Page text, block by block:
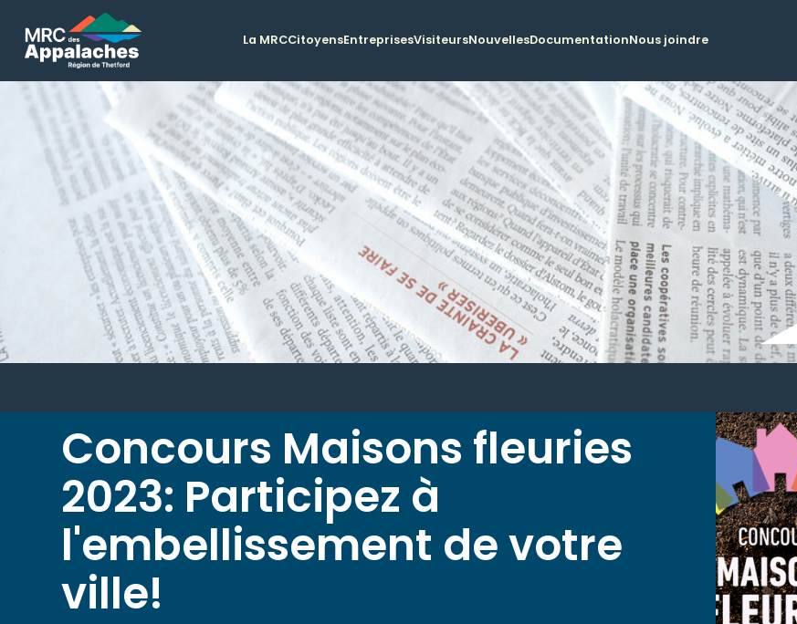
La MRCCitoyensEntreprisesVisiteursNouvellesDocumentationNous joindre
Concours Maisons fleuries
2023: Participez à
l'embellissement de votre
ville!